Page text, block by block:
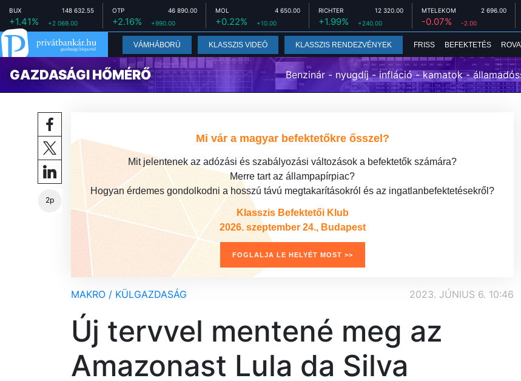
BUX 148 632.55
+1.41% +2 069.00
OTP 46 890.00
+2.16% +990.00
MOL 4 650.00
+0.22% +10.00
RICHTER 12 320.00
+1.99% +240.00
MTELEKOM 2 696.00
-0.07% -2.00
VÁMHÁBORÚ KLASSZIS VIDEÓ KLASSZIS RENDEZVÉNYEK FRISS BEFEKTETÉS
GAZDASÁGI HŐMÉRŐ Benzinár - nyugdíj - infláció - kamatok -
2p
Mi vár a magyar befektetőkre ősszel?
Mit jelentenek az adózási és szabályozási változások a befektetők számára?
Merre tart az állampapírpiac?
Hogyan érdemes gondolkodni a hosszú távú megtakarításokról és az ingatlanbefektetésekről?
Klasszis Befektetői Klub
2026. szeptember 24., Budapest
FOGLALJA LE HELYÉT MOST >>
MAKRO / KÜLGAZDASÁG 2023. JÚNIUS 6. 10:46
Új tervvel mentené meg az
Amazonast Lula da Silva